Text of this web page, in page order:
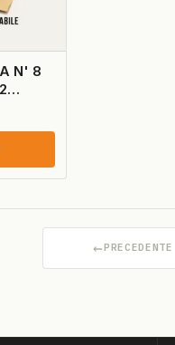
N' 8
←PRECEDENTE